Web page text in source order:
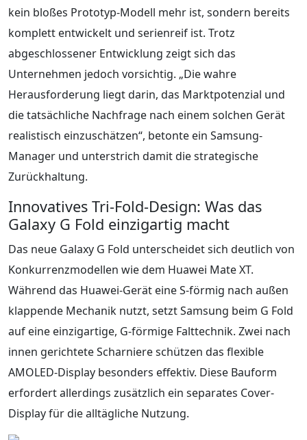
kein bloßes Prototyp-Modell mehr ist, sondern bereits
komplett entwickelt und serienreif ist. Trotz
abgeschlossener Entwicklung zeigt sich das
Unternehmen jedoch vorsichtig. „Die wahre
Herausforderung liegt darin, das Marktpotenzial und
die tatsächliche Nachfrage nach einem solchen Gerät
realistisch einzuschätzen“, betonte ein Samsung-
Manager und unterstrich damit die strategische
Zurückhaltung.
Innovatives Tri-Fold-Design: Was das
Galaxy G Fold einzigartig macht
Das neue Galaxy G Fold unterscheidet sich deutlich von
Konkurrenzmodellen wie dem Huawei Mate XT.
Während das Huawei-Gerät eine S-förmig nach außen
klappende Mechanik nutzt, setzt Samsung beim G Fold
auf eine einzigartige, G-förmige Falttechnik. Zwei nach
innen gerichtete Scharniere schützen das flexible
AMOLED-Display besonders effektiv. Diese Bauform
erfordert allerdings zusätzlich ein separates Cover-
Display für die alltägliche Nutzung.